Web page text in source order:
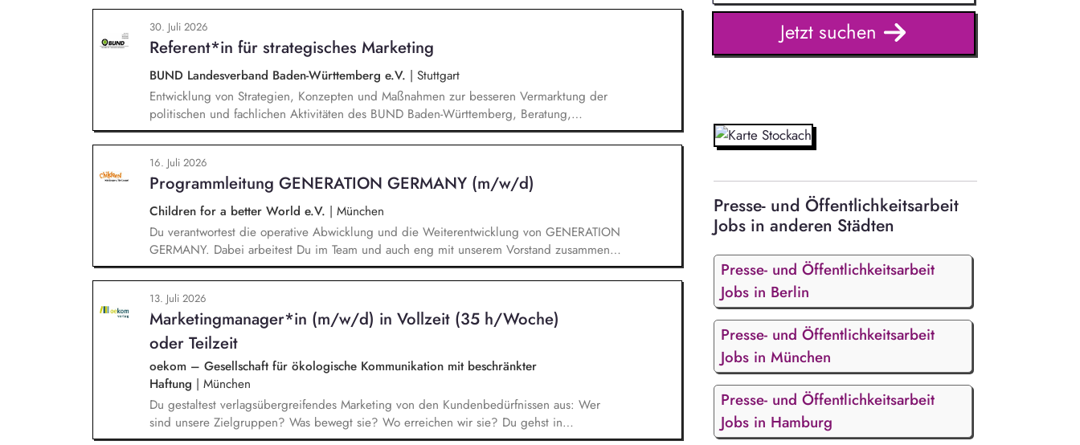
30. Juli 2026
Referent*in für strategisches Marketing
BUND Landesverband Baden-Württemberg e.V. | Stuttgart
Entwicklung von Strategien, Konzepten und Maßnahmen zur besseren Vermarktung der
politischen und fachlichen Aktivitäten des BUND Baden-Württemberg, Beratung,
Unterstützung und Qualifizierung der Haupt- und Ehrenamtlichen im BUND zur
Verbesserung der öffentlichen Sichtbarkeit des BUND, Konzeptionelle Begleitung des
BUND-Auftritts bei Veranstaltungen, Aktionen u.ä.
16. Juli 2026
Programmleitung GENERATION GERMANY (m/w/d)
Children for a better World e.V. | München
Du verantwortest die operative Abwicklung und die Weiterentwicklung von GENERATION
GERMANY. Dabei arbeitest Du im Team und auch eng mit unserem Vorstand zusammen
und übernimmst Verantwortung für die Strategie, die Umsetzung und das Wachstum des
Programms. Dazu gehören insbesondere: Inhaltliche, strategische und organisatorische
Weiterentwicklung des Programms, Konzeption, Planung und Durchführung unserer
Demokratieveranstaltungen, Moderation der Veranstaltungen und Vorbereitung der
Panelgäste.
13. Juli 2026
Marketingmanager*in (m/w/d) in Vollzeit (35 h/Woche)
oder Teilzeit
oekom – Gesellschaft für ökologische Kommunikation mit beschränkter
Haftung | München
Du gestaltest verlagsübergreifendes Marketing von den Kundenbedürfnissen aus: Wer
sind unsere Zielgruppen? Was bewegt sie? Wo erreichen wir sie? Du gehst in
Verbindung mit unseren Kund*innen und entwickelst daraus Marketingstrategien, konkrete
Jetzt suchen
Presse- und Öffentlichkeitsarbeit
Jobs in anderen Städten
Presse- und Öffentlichkeitsarbeit
Jobs in Berlin
Presse- und Öffentlichkeitsarbeit
Jobs in München
Presse- und Öffentlichkeitsarbeit
Jobs in Hamburg